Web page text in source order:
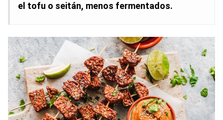
el tofu o seitán, menos fermentados.